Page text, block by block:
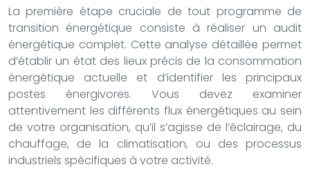
La première étape cruciale de tout programme de
transition énergétique consiste à réaliser un audit
énergétique complet. Cette analyse détaillée permet
d’établir un état des lieux précis de la consommation
énergétique actuelle et d’identifier les principaux
postes énergivores. Vous devez examiner
attentivement les différents flux énergétiques au sein
de votre organisation, qu’il s’agisse de l’éclairage, du
chauffage, de la climatisation, ou des processus
industriels spécifiques à votre activité.